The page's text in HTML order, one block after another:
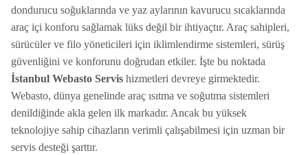
dondurucu soğuklarında ve yaz aylarının kavurucu sıcaklarında
araç içi konforu sağlamak lüks değil bir ihtiyaçtır. Araç sahipleri,
sürücüler ve filo yöneticileri için iklimlendirme sistemleri, sürüş
güvenliğini ve konforunu doğrudan etkiler. İşte bu noktada
İstanbul Webasto Servishizmetleri devreye girmektedir.
Webasto, dünya genelinde araç ısıtma ve soğutma sistemleri
denildiğinde akla gelen ilk markadır. Ancak bu yüksek
teknolojiye sahip cihazların verimli çalışabilmesi için uzman bir
servis desteği şarttır.